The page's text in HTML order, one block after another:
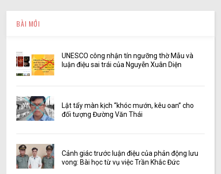
BÀI MỚI
UNESCO công nhận tín ngưỡng thờ Mẫu và
luận điệu sai trái của Nguyễn Xuân Diện
Lật tẩy màn kịch “khóc mướn, kêu oan” cho
đối tượng Đường Văn Thái
Cảnh giác trước luận điệu của phản động lưu
vong: Bài học từ vụ việc Trần Khắc Đức